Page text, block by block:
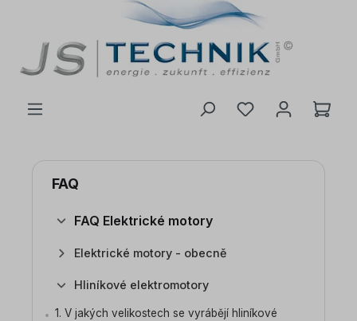
FAQ
FAQ Elektrické motory
Elektrické motory - obecně
Hliníkové elektromotory
1. V jakých velikostech se vyrábějí hliníkové